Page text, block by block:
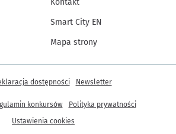
Smart City EN
Mapa strony
dostępności Newsletter
konkursów
Polityka prywatności
Ustawienia cookies